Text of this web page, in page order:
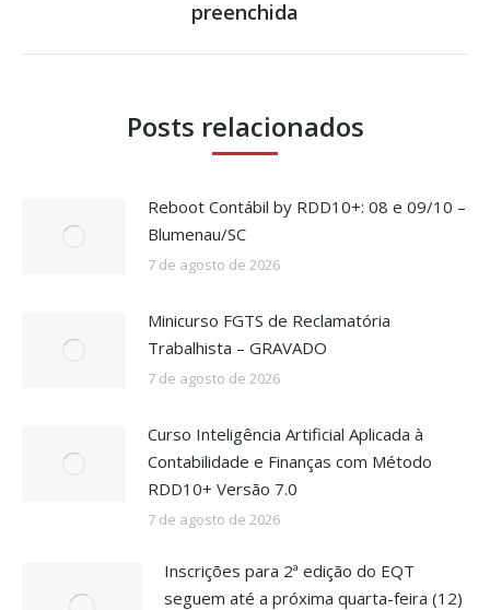
post:
preenchida
Posts relacionados
Reboot Contábil by RDD10+: 08 e 09/10 –
Blumenau/SC
7 de agosto de 2026
Minicurso FGTS de Reclamatória
Trabalhista – GRAVADO
7 de agosto de 2026
Curso Inteligência Artificial Aplicada à
Contabilidade e Finanças com Método
RDD10+ Versão 7.0
7 de agosto de 2026
Inscrições para 2ª edição do EQT
seguem até a próxima quarta-feira (12)